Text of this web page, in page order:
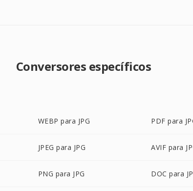
Conversores específicos
WEBP para JPG PDF para
JPEG para JPG AVIF para
PNG para JPG DOC para